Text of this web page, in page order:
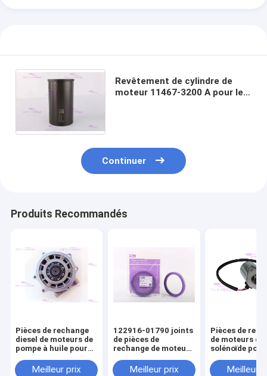
Revêtement de cylindre de
moteur 11467-3200 A pour le
Continuer
Produits Recommandés
Pièces de rechange
diesel de moteurs de
pompe à huile pour
Meilleur prix
122916-01790 joints
de pièces de
rechange de moteurs
4TNV98Meilleur prix
Pièces de
de moteurs de
solénoïde pour
Meilleur